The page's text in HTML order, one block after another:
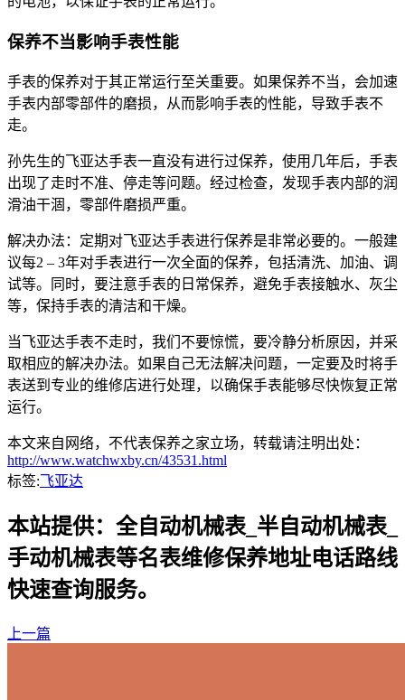
保养不当影响手表性能
手表的保养对于其正常运行至关重要。如果保养不当，会加速
手表内部零部件的磨损，从而影响手表的性能，导致手表不
走。
孙先生的飞亚达手表一直没有进行过保养，使用几年后，手表
出现了走时不准、停走等问题。经过检查，发现手表内部的润
滑油干涸，零部件磨损严重。
解决办法：定期对飞亚达手表进行保养是非常必要的。一般建
议每2 – 3年对手表进行一次全面的保养，包括清洗、加油、调
试等。同时，要注意手表的日常保养，避免手表接触水、灰尘
等，保持手表的清洁和干燥。
当飞亚达手表不走时，我们不要惊慌，要冷静分析原因，并采
取相应的解决办法。如果自己无法解决问题，一定要及时将手
表送到专业的维修店进行处理，以确保手表能够尽快恢复正常
运行。
本文来自网络，不代表保养之家立场，转载请注明出处：
http://www.watchwxby.cn/43531.html
标签:飞亚达
本站提供：全自动机械表_半自动机械表_
手动机械表等名表维修保养地址电话路线
快速查询服务。
上一篇